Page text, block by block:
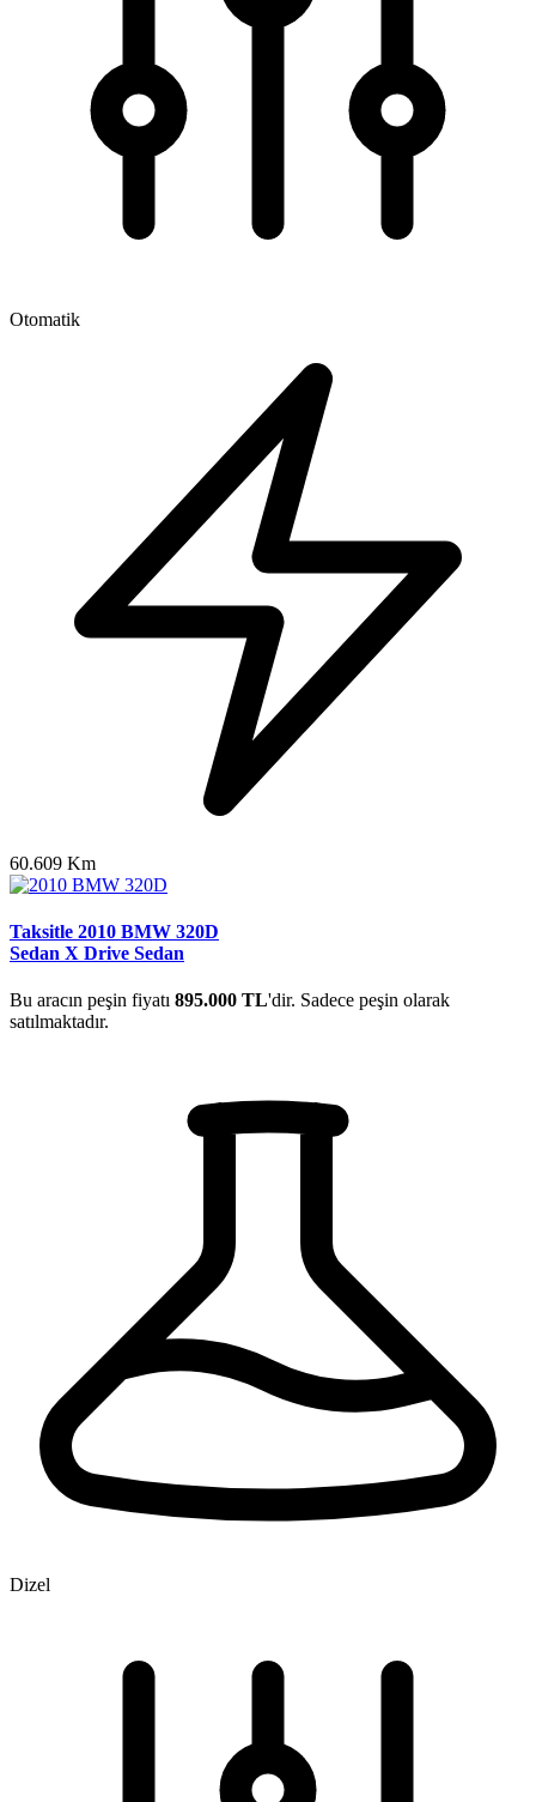
Otomatik
60.609 Km
Taksitle 2010 BMW 320D
Sedan X Drive Sedan
Bu aracın peşin fiyatı 895.000 TL'dir. Sadece peşin olarak
satılmaktadır.
Dizel